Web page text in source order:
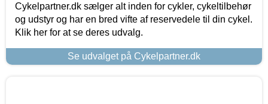
Cykelpartner.dk sælger alt inden for cykler, cykeltilbehør
og udstyr og har en bred vifte af reservedele til din cykel.
Klik her for at se deres udvalg.
Se udvalget på Cykelpartner.dk